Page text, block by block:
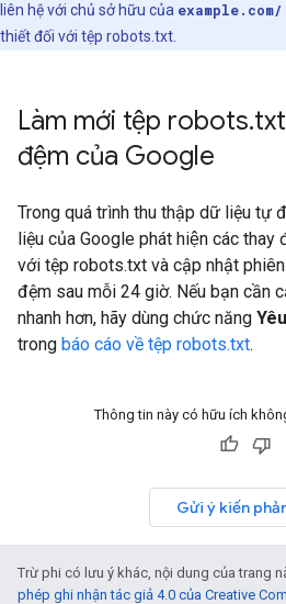
liên hệ với chủ sở hữu của example.com/
thiết đối với tệp robots.txt.
Làm mới tệp robots.
đệm của Google
Trong quá trình thu thập dữ liệu tự
liệu của Google phát hiện các
với tệp robots.txt và cập nhật
đệm sau mỗi 24 giờ. Nếu bạn cần
nhanh hơn, hãy dùng chức năng
trong báo cáo về tệp robots.txt.
Thông tin này có hữu ích
Gửi ý kiến
Trừ phi có lưu ý khác, nội dung của trang
phép ghi nhận tác giả 4.0 của Creative